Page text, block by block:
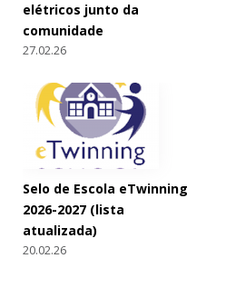
elétricos junto da
comunidade
27.02.26
Selo de Escola eTwinning
2026-2027 (lista
atualizada)
20.02.26